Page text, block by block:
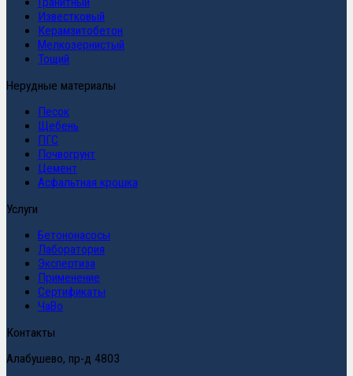
Известковый
Керамзитобетон
Мелкозернистый
Тощий
Нерудные материалы
Песок
Щебень
ПГС
Почвогрунт
Цемент
Асфальтная крошка
Услуги
Бетононасосы
Лаборатория
Экспертиза
Применение
Сертификаты
ЧаВо
Контакты
Алабушево, пр-д 4803